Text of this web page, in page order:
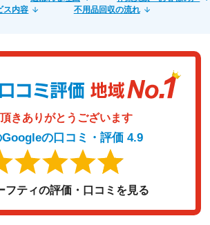
ス内容
不用品回収の流れ
きありがとうございます
の口コミ・評価 4.9
フティの評価・口コミを見る